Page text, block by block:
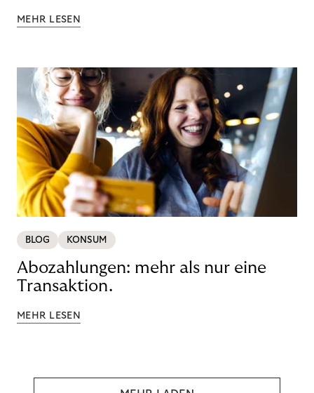
MEHR LESEN
BLOG KONSUM
Abozahlungen: mehr als nur eine
Transaktion.
MEHR LESEN